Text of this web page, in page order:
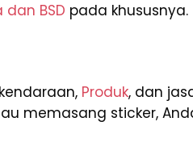
BSD pada khususnya.
kendaraan, Produk, dan
memasang sticker,